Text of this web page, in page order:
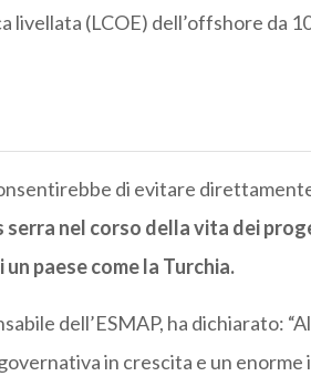
livellata (LCOE) dell’offshore da
di evitare
nel corso della vita dei
paese come la Turchia.
dell’ESMAP, ha dichiarato:
in crescita e un